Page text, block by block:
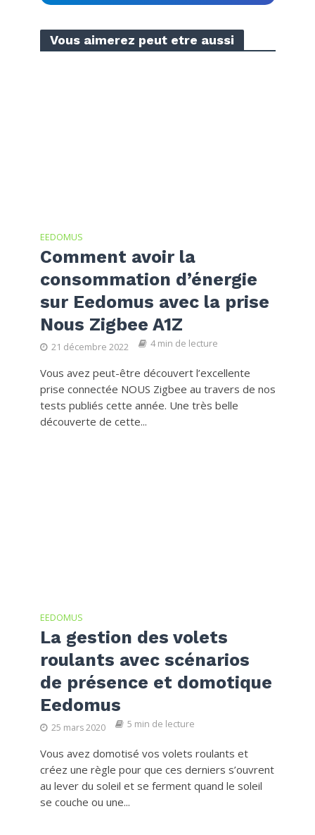
Vous aimerez peut etre aussi
EEDOMUS
Comment avoir la
consommation d’énergie
sur Eedomus avec la prise
Nous Zigbee A1Z
21 décembre 2022 4 min de lecture
Vous avez peut-être découvert l’excellente
prise connectée NOUS Zigbee au travers de nos
tests publiés cette année. Une très belle
découverte de cette...
EEDOMUS
La gestion des volets
roulants avec scénarios
de présence et domotique
Eedomus
25 mars 2020 5 min de lecture
Vous avez domotisé vos volets roulants et
créez une règle pour que ces derniers s’ouvrent
au lever du soleil et se ferment quand le soleil
se couche ou une...